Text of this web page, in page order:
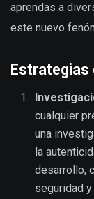
aprendas a
este nuevo
Estrategias
cualquier
una
la
desarrollo,
seguridad